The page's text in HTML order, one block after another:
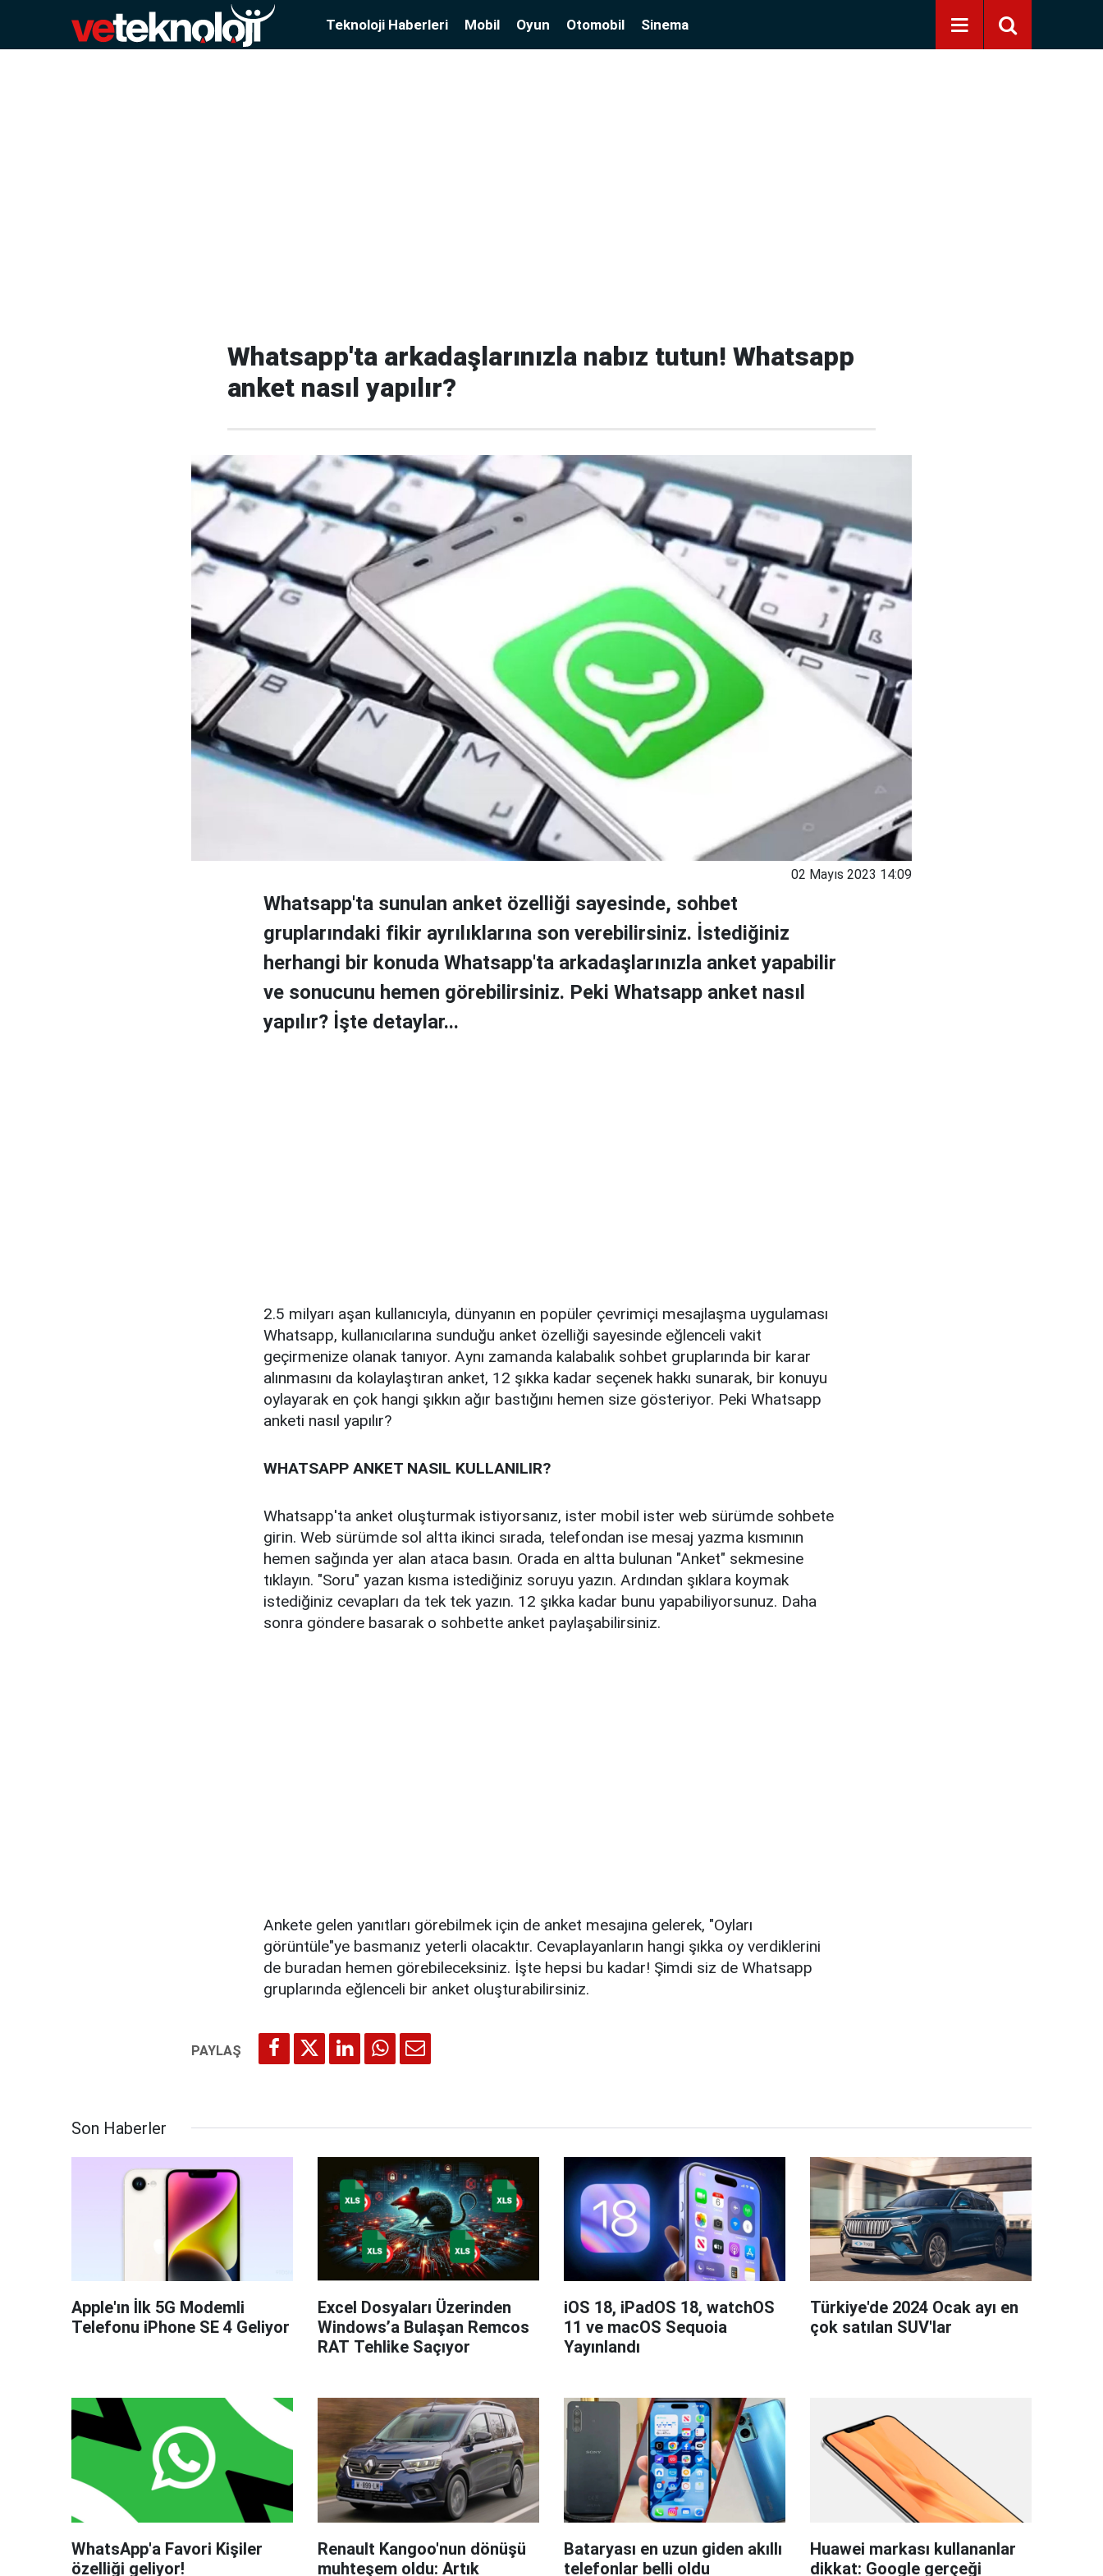
Teknoloji Haberleri Mobil Oyun Otomobil Sinema
Whatsapp'ta arkadaşlarınızla nabız tutun! Whatsapp
anket nasıl yapılır?
02 Mayıs 2023 14:09
Whatsapp'ta sunulan anket özelliği sayesinde, sohbet
gruplarındaki fikir ayrılıklarına son verebilirsiniz. İstediğiniz
herhangi bir konuda Whatsapp'ta arkadaşlarınızla anket yapabilir
ve sonucunu hemen görebilirsiniz. Peki Whatsapp anket nasıl
yapılır? İşte detaylar...
2.5 milyarı aşan kullanıcıyla, dünyanın en popüler çevrimiçi mesajlaşma uygulaması
Whatsapp, kullanıcılarına sunduğu anket özelliği sayesinde eğlenceli vakit
geçirmenize olanak tanıyor. Aynı zamanda kalabalık sohbet gruplarında bir karar
alınmasını da kolaylaştıran anket, 12 şıkka kadar seçenek hakkı sunarak, bir konuyu
oylayarak en çok hangi şıkkın ağır bastığını hemen size gösteriyor. Peki Whatsapp
anketi nasıl yapılır?
WHATSAPP ANKET NASIL KULLANILIR?
Whatsapp'ta anket oluşturmak istiyorsanız, ister mobil ister web sürümde sohbete
girin. Web sürümde sol altta ikinci sırada, telefondan ise mesaj yazma kısmının
hemen sağında yer alan ataca basın. Orada en altta bulunan "Anket" sekmesine
tıklayın. "Soru" yazan kısma istediğiniz soruyu yazın. Ardından şıklara koymak
istediğiniz cevapları da tek tek yazın. 12 şıkka kadar bunu yapabiliyorsunuz. Daha
sonra göndere basarak o sohbette anket paylaşabilirsiniz.
Ankete gelen yanıtları görebilmek için de anket mesajına gelerek, "Oyları
görüntüle"ye basmanız yeterli olacaktır. Cevaplayanların hangi şıkka oy verdiklerini
de buradan hemen görebileceksiniz. İşte hepsi bu kadar! Şimdi siz de Whatsapp
gruplarında eğlenceli bir anket oluşturabilirsiniz.
Son Haberler
Apple'ın İlk 5G Modemli
Telefonu iPhone SE 4 Geliyor
Excel Dosyaları Üzerinden
Windows’a Bulaşan Remcos
RAT Tehlike Saçıyor
iOS 18, iPadOS 18, watchOS
11 ve macOS Sequoia
Yayınlandı
Türkiye'de 2024 Ocak ayı en
çok satılan SUV'lar
WhatsApp'a Favori Kişiler
özelliği geliyor!
Renault Kangoo'nun dönüşü
muhteşem oldu: Artık
Bataryası en uzun giden akıllı
telefonlar belli oldu
Huawei markası kullananlar
dikkat: Google gerçeği